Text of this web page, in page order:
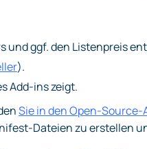
und ggf. den Listenpreis
).
Add-ins zeigt.
Sie in den Open-Source-
Dateien zu erstellen